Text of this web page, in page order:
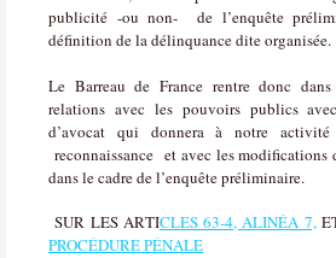
publicité -ou non- de l’enquête
définition de la délinquance dite organisée.
Le Barreau de France rentre donc
relations avec les pouvoirs publics
d’avocat qui donnera à notre
reconnaissance et avec les
dans le cadre de l’enquête préliminaire.
SUR LES ARTICLES 63-4, ALINÉA 7,
PROCÉDURE PÉNALE